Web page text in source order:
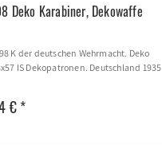
Deko Karabiner, Dekowaffe
K der deutschen Wehrmacht. Deko
IS Dekopatronen. Deutschland 1935
€ *